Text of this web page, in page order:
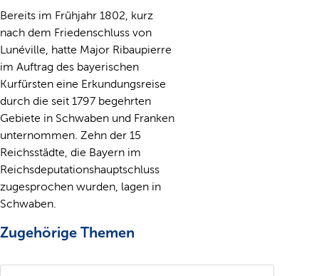
Bereits im Frühjahr 1802, kurz
nach dem Friedenschluss von
Lunéville, hatte Major Ribaupierre
im Auftrag des bayerischen
Kurfürsten eine Erkundungsreise
durch die seit 1797 begehrten
Gebiete in Schwaben und Franken
unternommen. Zehn der 15
Reichsstädte, die Bayern im
Reichsdeputationshauptschluss
zugesprochen wurden, lagen in
Schwaben.
Zugehörige Themen